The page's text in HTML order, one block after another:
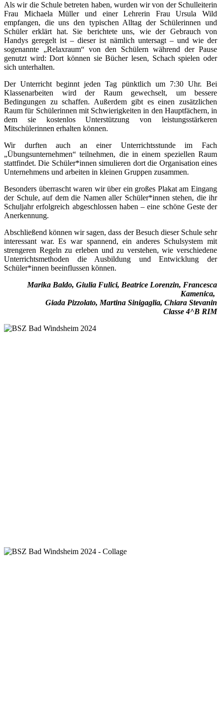
Als wir die Schule betreten haben, wurden wir von der Schulleiterin
Frau Michaela Müller und einer Lehrerin Frau Ursula Wild
empfangen, die uns den typischen Alltag der Schülerinnen und
Schüler erklärt hat. Sie berichtete uns, wie der Gebrauch von
Handys geregelt ist – dieser ist nämlich untersagt – und wie der
sogenannte „Relaxraum“ von den Schülern während der Pause
genutzt wird: Dort können sie Bücher lesen, Schach spielen oder
sich unterhalten.
Der Unterricht beginnt jeden Tag pünktlich um 7:30 Uhr. Bei
Klassenarbeiten wird der Raum gewechselt, um bessere
Bedingungen zu schaffen. Außerdem gibt es einen zusätzlichen
Raum für Schülerinnen mit Schwierigkeiten in den Hauptfächern, in
dem sie kostenlos Unterstützung von leistungsstärkeren
Mitschülerinnen erhalten können.
Wir durften auch an einer Unterrichtsstunde im Fach
„Übungsunternehmen“ teilnehmen, die in einem speziellen Raum
stattfindet. Die Schüler*innen simulieren dort die Organisation eines
Unternehmens und arbeiten in kleinen Gruppen zusammen.
Besonders überrascht waren wir über ein großes Plakat am Eingang
der Schule, auf dem die Namen aller Schüler*innen stehen, die ihr
Schuljahr erfolgreich abgeschlossen haben – eine schöne Geste der
Anerkennung.
Abschließend können wir sagen, dass der Besuch dieser Schule sehr
interessant war. Es war spannend, ein anderes Schulsystem mit
strengeren Regeln zu erleben und zu verstehen, wie verschiedene
Unterrichtsmethoden die Ausbildung und Entwicklung der
Schüler*innen beeinflussen können.
Marika Baldo, Giulia Fulici, Beatrice Lorenzin, Francesca
Kamenica,
Giada Pizzolato, Martina Sinigaglia, Chiara Stevanin
Classe 4^B RIM